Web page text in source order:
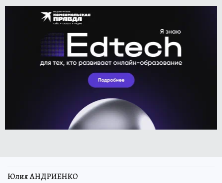
Юлия АНДРИЕНКО